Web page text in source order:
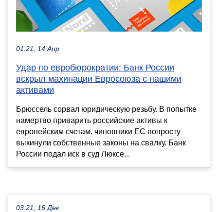
01:21, 14 Апр
Удар по евробюрократии: Банк России
вскрыл махинации Евросоюза с нашими
активами
Брюссель сорвал юридическую резьбу. В попытке
намертво приварить российские активы к
европейским счетам, чиновники ЕС попросту
выкинули собственные законы на свалку. Банк
России подал иск в суд Люксе...
03:21, 16 Дек